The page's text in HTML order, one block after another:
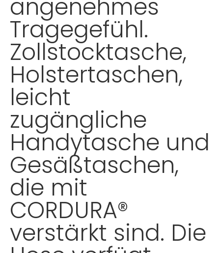
angenehmes
Tragegefühl.
Zollstocktasche,
Holstertaschen,
leicht
zugängliche
Handytasche und
Gesäßtaschen,
die mit
CORDURA®
verstärkt sind. Die